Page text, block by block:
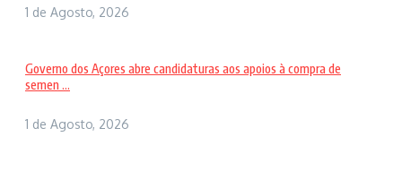
1 de Agosto, 2026
Governo dos Açores abre candidaturas aos apoios à compra de
semen ...
1 de Agosto, 2026